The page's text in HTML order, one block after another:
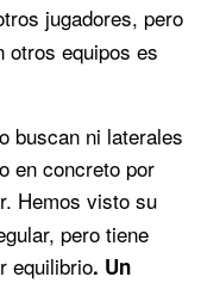
jugadores, pero
otros equipos es
buscan ni laterales
en concreto por
Hemos visto su
pero tiene
equilibrio. Un